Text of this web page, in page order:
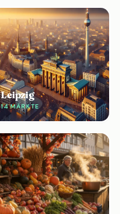
Leipzig
14 MÄRKTE